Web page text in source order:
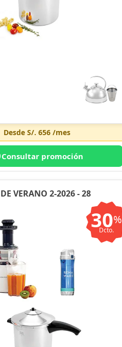
Desde S/. 656/mes
Consultar promoción
DE VERANO 2-2026 - 28
30%
Dcto.